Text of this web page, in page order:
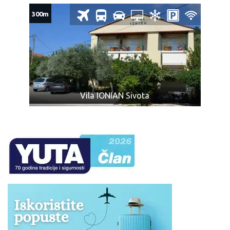
ili karaktera, ili koji su lomljivi ili isparivi, kao i predmeti sa
oštrim ili isturenim ivicama (npr. hrana koja nije
adekvatno pakovana, u skladu sa propisima; konzumno
ulje, kao i ostale zapaljive tečnosti; pesak i kamenje;
ćebad i jastuci; kuhinjsko posuđe i ostala oprema za
pripremu zimnice; stolice za plažu, životinje, kao i druga
roba koja nije za ličnu upotrebu).
Obeležite vaš prtljag: ime, prezime, telefon, kako bi u
slučaju gubitka lakše bio pronađen.
Prtljag koji je primljen na prevoz biće obeležen
agencijskim nalepnicama.
Prtljag bez nalepnice neće biti primljen na prevoz.
unet ili iznet iz autobusa.
NAPOMENA za mesta u autobusu:
Raspored sedenja u
prevoznom sredstvu određuje se kompjuterski u zavisnosti
Vila IONIAN Sivota
300m